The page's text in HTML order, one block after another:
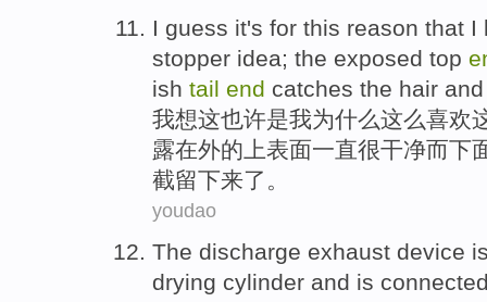
I guess it's for this reason that I
stopper idea; the exposed top
ish tail end catches the hair
我想这也许是我为什么这么喜欢
露在外的 上表面一直很干净而下
截留下来了。
youdao
The discharge exhaust device
drying cylinder and is